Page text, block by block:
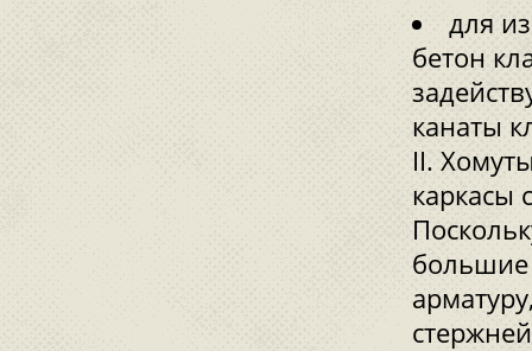
для
бетон
канаты
II.
каркасы
большие